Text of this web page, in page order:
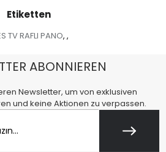
Etiketten
TV RAFLI PANO, ,
ABONNIEREN
Newsletter, um von exklusiven
und keine Aktionen zu verpassen.